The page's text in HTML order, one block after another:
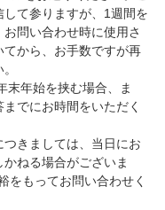
て参りますが、1週間を
問い合わせ時に使用さ
から、お手数ですが再
末年始を挟む場合、ま
でにお時間をいただく
きましては、当日にお
ねる場合がございま
をもってお問い合わせく